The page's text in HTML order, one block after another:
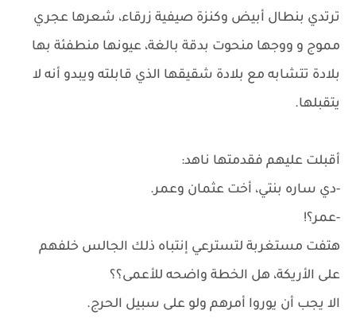
ترتدي بنطال أبيض وكنزة صيفية زرقاء، شعرها عجري
مموج و ووجها منحوت بدقة بالغة، عيونها منطفئة بها
بلادة تتشابه مع بلادة شقيقها الذي قابلته ويبدو أنه لا
يتقبلها.
أقبلت عليهم فقدمتها ناهد:
-دي ساره بنتي، أخت عثمان وعمر.
-عمر؟!
هتفت مستغربة لتسترعي إنتباه ذلك الجالس خلفهم
على الأريكة، هل الخطة واضحه للأعمى؟؟
الا يجب أن يوروا أمرهم ولو على سبيل الحرج.